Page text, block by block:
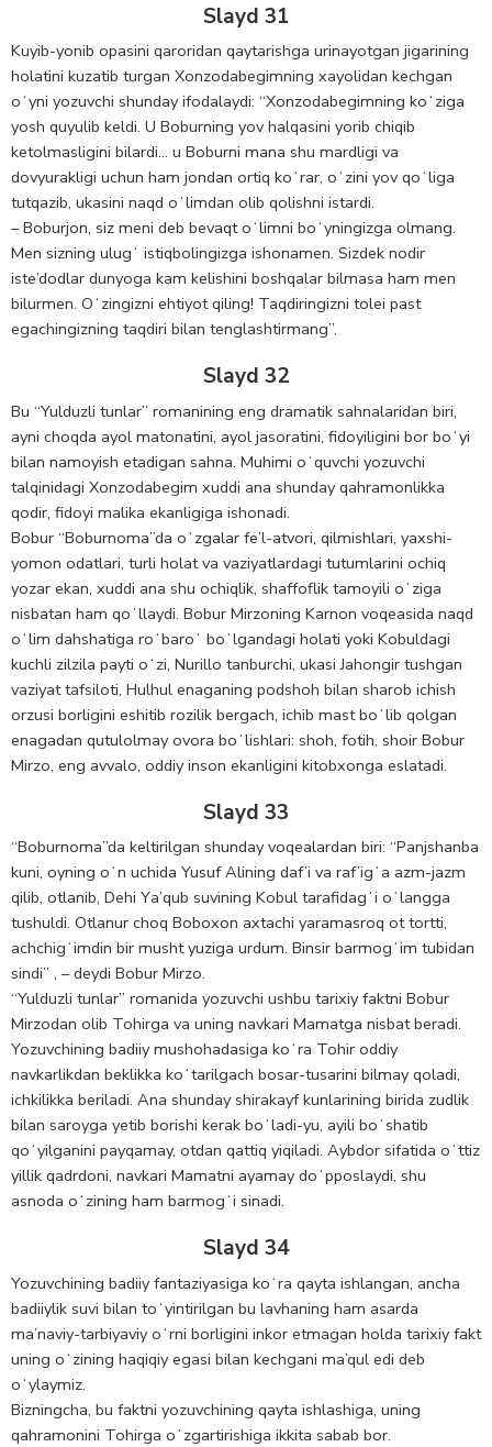
Slayd 31
Kuyib-yonib opasini qaroridan qaytarishga urinayotgan jigarining
holatini kuzatib turgan Xonzodabegimning xayolidan kechgan
oʻyni yozuvchi shunday ifodalaydi: “Xonzodabegimning koʻziga
yosh quyulib keldi. U Boburning yov halqasini yorib chiqib
ketolmasligini bilardi… u Boburni mana shu mardligi va
dovyurakligi uchun ham jondan ortiq koʻrar, oʻzini yov qoʻliga
tutqazib, ukasini naqd oʻlimdan olib qolishni istardi.
– Boburjon, siz meni deb bevaqt oʻlimni boʻyningizga olmang.
Men sizning ulugʻ istiqbolingizga ishonamen. Sizdek nodir
iste’dodlar dunyoga kam kelishini boshqalar bilmasa ham men
bilurmen. Oʻzingizni ehtiyot qiling! Taqdiringizni tolei past
egachingizning taqdiri bilan tenglashtirmang”.
Slayd 32
Bu “Yulduzli tunlar” romanining eng dramatik sahnalaridan biri,
ayni choqda ayol matonatini, ayol jasoratini, fidoyiligini bor boʻyi
bilan namoyish etadigan sahna. Muhimi oʻquvchi yozuvchi
talqinidagi Xonzodabegim xuddi ana shunday qahramonlikka
qodir, fidoyi malika ekanligiga ishonadi.
Bobur “Boburnoma”da oʻzgalar fe’l-atvori, qilmishlari, yaxshi-
yomon odatlari, turli holat va vaziyatlardagi tutumlarini ochiq
yozar ekan, xuddi ana shu ochiqlik, shaffoflik tamoyili oʻziga
nisbatan ham qoʻllaydi. Bobur Mirzoning Karnon voqeasida naqd
oʻlim dahshatiga roʻbaroʻ boʻlgandagi holati yoki Kobuldagi
kuchli zilzila payti oʻzi, Nurillo tanburchi, ukasi Jahongir tushgan
vaziyat tafsiloti, Hulhul enaganing podshoh bilan sharob ichish
orzusi borligini eshitib rozilik bergach, ichib mast boʻlib qolgan
enagadan qutulolmay ovora boʻlishlari: shoh, fotih, shoir Bobur
Mirzo, eng avvalo, oddiy inson ekanligini kitobxonga eslatadi.
Slayd 33
“Boburnoma”da keltirilgan shunday voqealardan biri: “Panjshanba
kuni, oyning oʻn uchida Yusuf Alining daf’i va raf’igʻa azm-jazm
qilib, otlanib, Dehi Yа’qub suvining Kobul tarafidagʻi oʻlangga
tushuldi. Otlanur choq Boboxon axtachi yaramasroq ot tortti,
achchigʻimdin bir musht yuziga urdum. Binsir barmogʻim tubidan
sindi” , – deydi Bobur Mirzo.
“Yulduzli tunlar” romanida yozuvchi ushbu tarixiy faktni Bobur
Mirzodan olib Tohirga va uning navkari Mamatga nisbat beradi.
Yozuvchining badiiy mushohadasiga koʻra Tohir oddiy
navkarlikdan beklikka koʻtarilgach bosar-tusarini bilmay qoladi,
ichkilikka beriladi. Ana shunday shirakayf kunlarining birida zudlik
bilan saroyga yetib borishi kerak boʻladi-yu, ayili boʻshatib
qoʻyilganini payqamay, otdan qattiq yiqiladi. Aybdor sifatida oʻttiz
yillik qadrdoni, navkari Mamatni ayamay doʻpposlaydi, shu
asnoda oʻzining ham barmogʻi sinadi.
Slayd 34
Yozuvchining badiiy fantaziyasiga koʻra qayta ishlangan, ancha
badiiylik suvi bilan toʻyintirilgan bu lavhaning ham asarda
ma’naviy-tarbiyaviy oʻrni borligini inkor etmagan holda tarixiy fakt
uning oʻzining haqiqiy egasi bilan kechgani ma’qul edi deb
oʻylaymiz.
Bizningcha, bu faktni yozuvchining qayta ishlashiga, uning
qahramonini Tohirga oʻzgartirishiga ikkita sabab bor.